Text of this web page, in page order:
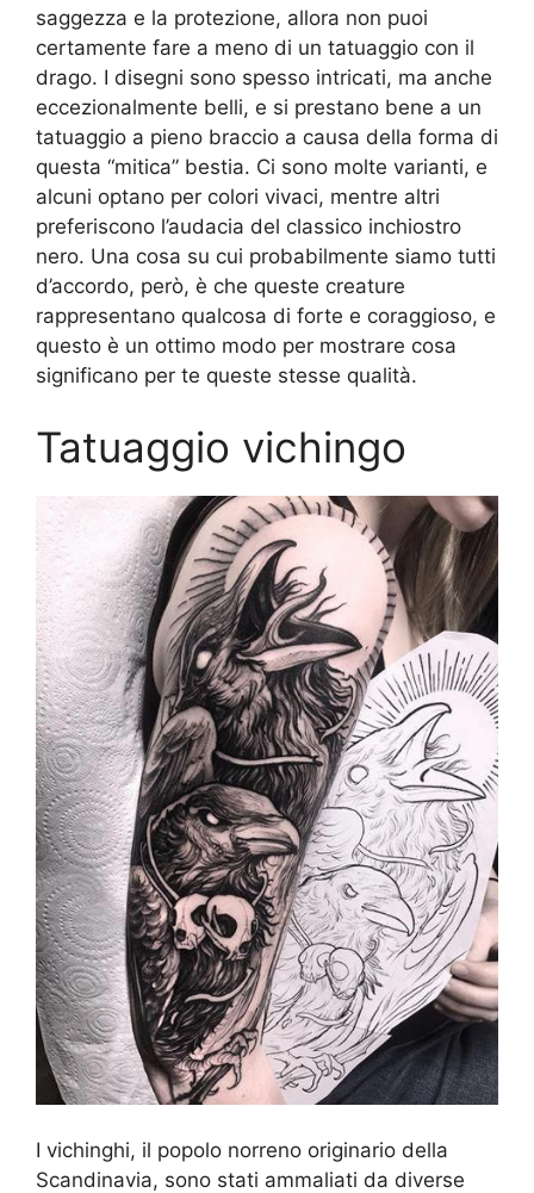
saggezza e la protezione, allora non puoi
certamente fare a meno di un tatuaggio con il
drago. I disegni sono spesso intricati, ma anche
eccezionalmente belli, e si prestano bene a un
tatuaggio a pieno braccio a causa della forma di
questa “mitica” bestia. Ci sono molte varianti, e
alcuni optano per colori vivaci, mentre altri
preferiscono l’audacia del classico inchiostro
nero. Una cosa su cui probabilmente siamo tutti
d’accordo, però, è che queste creature
rappresentano qualcosa di forte e coraggioso, e
questo è un ottimo modo per mostrare cosa
significano per te queste stesse qualità.
Tatuaggio vichingo
I vichinghi, il popolo norreno originario della
Scandinavia, sono stati ammaliati da diverse